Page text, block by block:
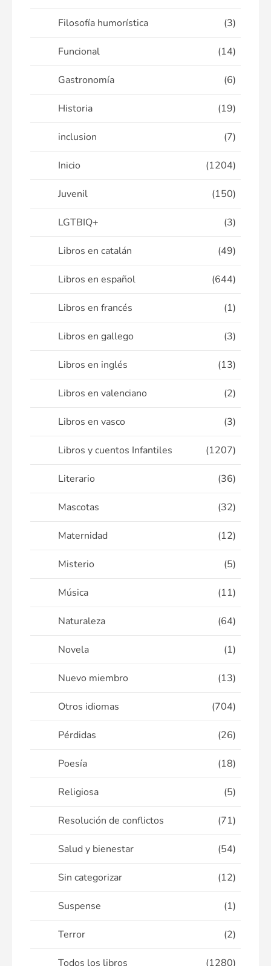
Filosofía humorística (3)
Funcional (14)
Gastronomía (6)
Historia (19)
inclusion (7)
Inicio (1204)
Juvenil (150)
LGTBIQ+ (3)
Libros en catalán (49)
Libros en español (644)
Libros en francés (1)
Libros en gallego (3)
Libros en inglés (13)
Libros en valenciano (2)
Libros en vasco (3)
Libros y cuentos Infantiles (1207)
Literario (36)
Mascotas (32)
Maternidad (12)
Misterio (5)
Música (11)
Naturaleza (64)
Novela (1)
Nuevo miembro (13)
Otros idiomas (704)
Pérdidas (26)
Poesía (18)
Religiosa (5)
Resolución de conflictos (71)
Salud y bienestar (54)
Sin categorizar (12)
Suspense (1)
Terror (2)
Todos los libros (1280)